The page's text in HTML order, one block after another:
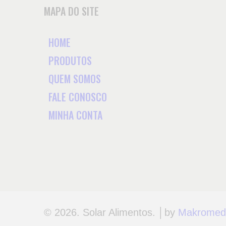
MAPA DO SITE
HOME
PRODUTOS
QUEM SOMOS
FALE CONOSCO
MINHA CONTA
© 2026. Solar Alimentos. │by